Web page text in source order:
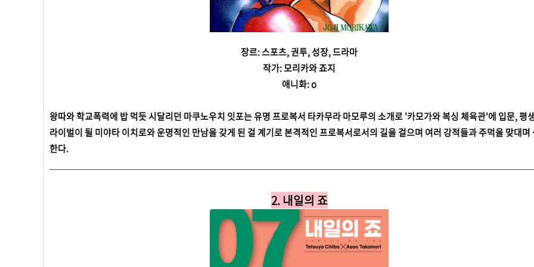
장르: 스포츠, 권투, 성장, 드라마
작가: 모리카와 죠지
애니화: o
왕따와 학교폭력에 밥 먹듯 시달리던 마쿠노우치 잇포는 유명 프로복서 타카무라 마모루의 소개로 '카모가와 복싱 체육관'에 입문, 평
라이벌이 될 미야타 이치로와 운명적인 만남을 갖게 된 걸 계기로 본격적인 프로복서로서의 길을 걸으며 여러 강적들과 주먹을 맞대며
한다.
2. 내일의 죠